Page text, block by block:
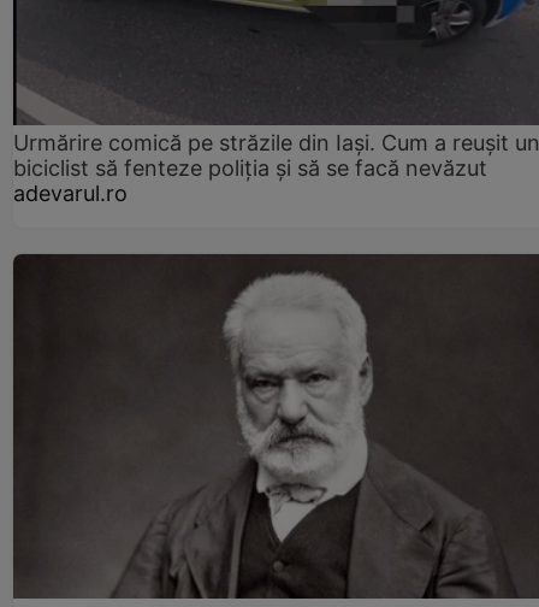
Urmărire comică pe străzile din Iași. Cum a reușit un
biciclist să fenteze poliția și să se facă nevăzut
adevarul.ro